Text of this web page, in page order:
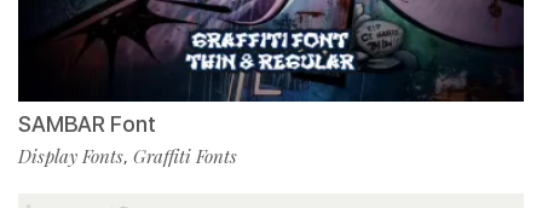
SAMBAR Font
Display Fonts, Graffiti Fonts